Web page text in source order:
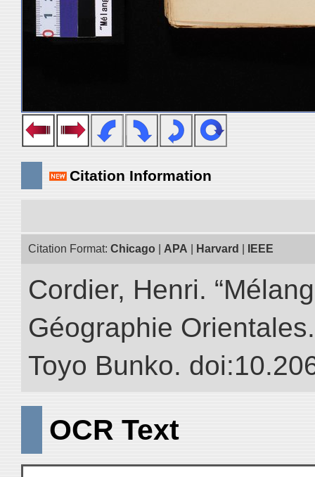
Citation Information
Citation Format: Chicago APA Harvard IEEE
Cordier, Henri.
Géographie
Toyo Bunko.
OCR Text